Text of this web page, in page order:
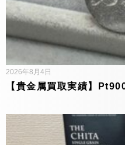
【貴金属買取実績】
2026年8月4日